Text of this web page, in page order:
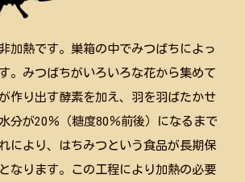
加熱です。巣箱の中でみつばちによっ
。みつばちがいろいろな花から集めて
作り出す酵素を加え、羽を羽ばたかせ
分が20％（糖度80％前後）になるまで
により、はちみつという食品が長期保
なります。この工程により加熱の必要